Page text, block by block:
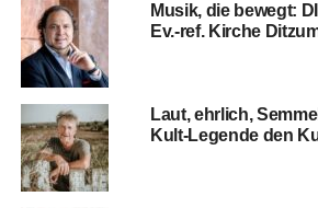
Musik, die bewegt:
Ev.-ref. Kir­che
Laut, ehr­lich,
Kult-Legen­de den